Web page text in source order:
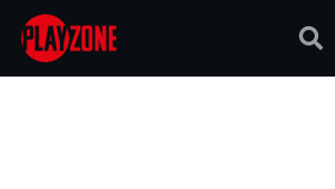
Přejít
hlavnímu